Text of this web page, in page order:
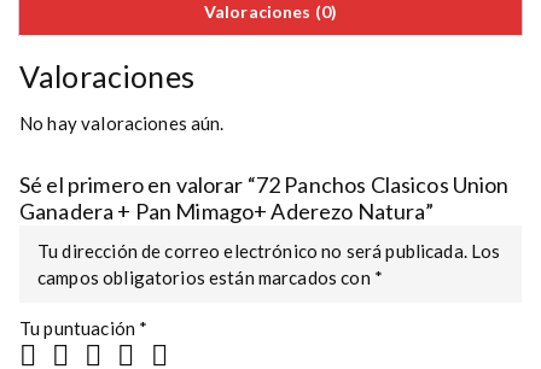
Valoraciones (0)
Valoraciones
No hay valoraciones aún.
Sé el primero en valorar “72 Panchos Clasicos Union
Ganadera + Pan Mimago+ Aderezo Natura”
Tu dirección de correo electrónico no será publicada. Los
campos obligatorios están marcados con *
Tu puntuación *